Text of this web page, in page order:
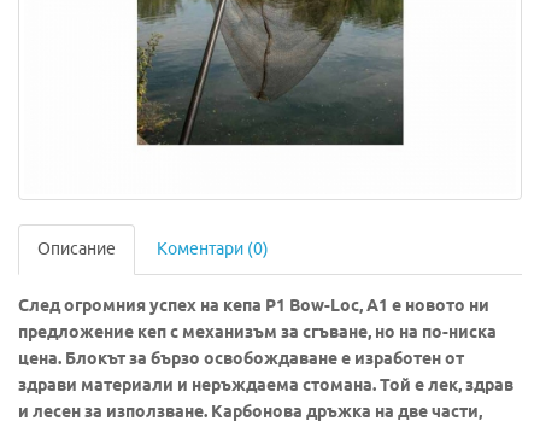
Описание Коментари (0)
След огромния успех на кепа P1 Bow-Loc, A1 е новото ни
предложение кеп с механизъм за сгъване, но на по-ниска
цена. Блокът за бързо освобождаване е изработен от
здрави материали и неръждаема стомана. Той е лек, здрав
и лесен за използване. Карбонова дръжка на две части,